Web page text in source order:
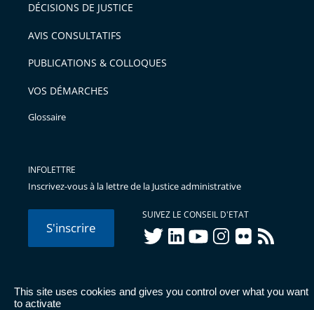
This site uses cookies and gives you control over what you want
to activate
DÉCISIONS DE JUSTICE
AVIS CONSULTATIFS
PUBLICATIONS & COLLOQUES
VOS DÉMARCHES
Glossaire
INFOLETTRE
Inscrivez-vous à la lettre de la Justice administrative
S'inscrire
SUIVEZ LE CONSEIL D'ETAT
twitterlinkedInyoutubeinstagram
flickr rss
© Conseil d'État 2026 - Mentions légales
Données